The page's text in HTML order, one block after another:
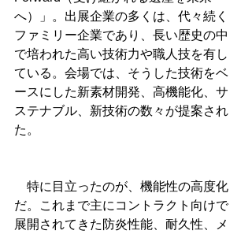
へ）」。出展企業の多くは、代々続く
ファミリー企業であり、長い歴史の中
で培われた高い技術力や職人技を有し
ている。会場では、そうした技術をベ
ースにした新素材開発、高機能化、サ
ステナブル、新技術の数々が提案され
た。
特に目立ったのが、機能性の高度化
だ。これまで主にコントラクト向けで
展開されてきた防炎性能、耐久性、メ